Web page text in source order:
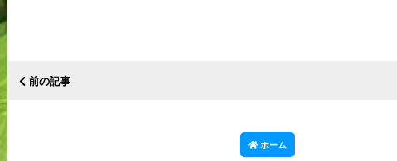
前の記事
ホーム